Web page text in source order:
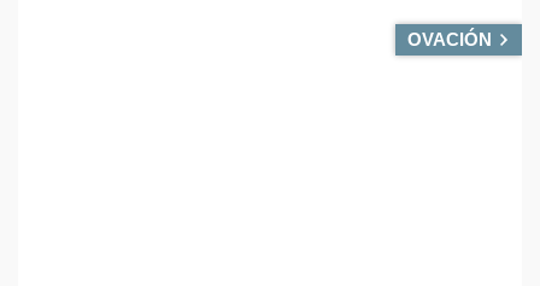
OVACIÓN